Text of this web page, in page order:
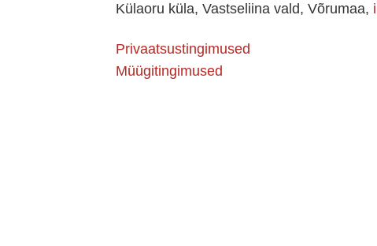
Külaoru küla, Vastseliina vald, Võrumaa,
Privaatsustingimused
Müügitingimused